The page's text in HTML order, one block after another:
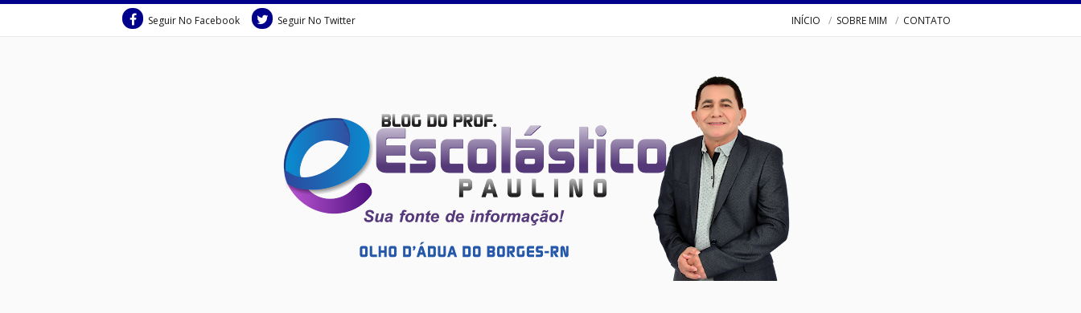
Seguir No Facebook Seguir No Twitter INÍCIO SOBRE MIM CONTATO